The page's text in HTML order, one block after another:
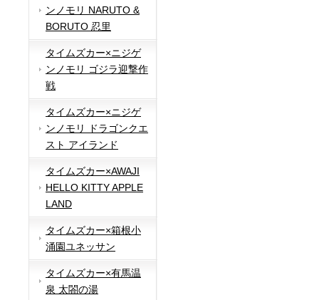
ンノモリ NARUTO &
BORUTO 忍里
タイムズカー×ニジゲ
ンノモリ ゴジラ迎撃作
戦
タイムズカー×ニジゲ
ンノモリ ドラゴンクエ
スト アイランド
タイムズカー×AWAJI
HELLO KITTY APPLE
LAND
タイムズカー×箱根小
涌園ユネッサン
タイムズカー×有馬温
泉 太閤の湯